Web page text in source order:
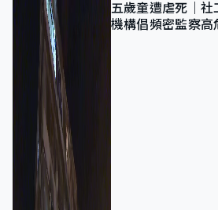
五歲童遭虐死｜
機構倡頻密監察